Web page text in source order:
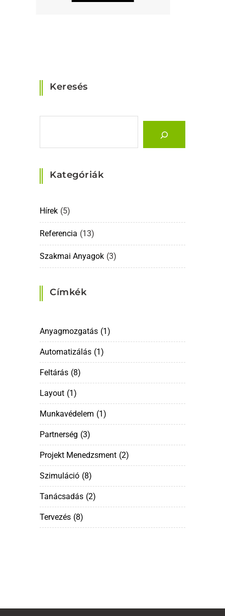
Keresés
Kategóriák
Hírek (5)
Referencia (13)
Szakmai Anyagok (3)
Címkék
Anyagmozgatás (1)
Automatizálás (1)
Feltárás (8)
Layout (1)
Munkavédelem (1)
Partnerség (3)
Projekt Menedzsment (2)
Szimuláció (8)
Tanácsadás (2)
Tervezés (8)